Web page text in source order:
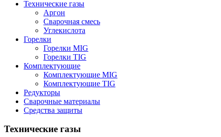
Технические газы
Аргон
Сварочная смесь
Углекислота
Горелки
Горелки MIG
Горелки TIG
Комплектующие
Комплектующие MIG
Комплектующие TIG
Редукторы
Сварочные материалы
Средства защиты
Технические газы